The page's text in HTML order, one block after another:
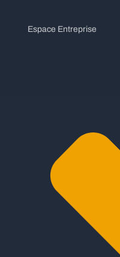
Espace Entreprise